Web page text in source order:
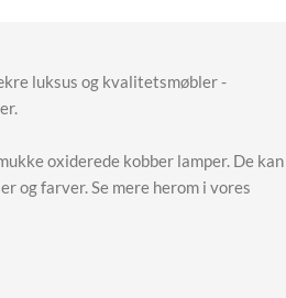
luksus og kvalitetsmøbler -
oxiderede kobber lamper. De kan
og farver. Se mere herom i vores